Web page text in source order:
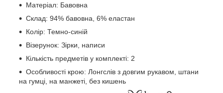
Матеріал: Бавовна
Склад: 94% бавовна, 6% еластан
Колір: Темно-синій
Візерунок: Зірки, написи
Кількість предметів у комплекті: 2
Особливості крою: Лонгслів з довгим рукавом, штани
на гумці, на манжеті, без кишень